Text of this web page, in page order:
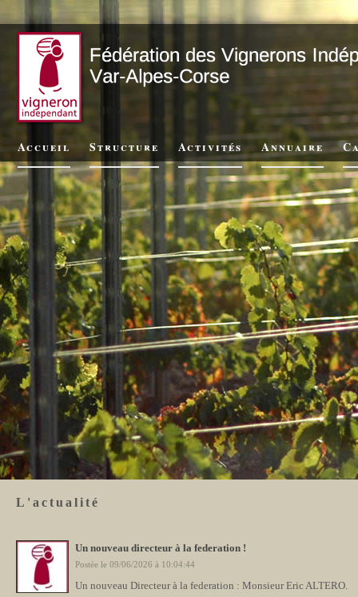
Accueil Structure Activités Annuaire
L'actualité
Un nouveau directeur à la federation !
Postée le 09/06/2026 à 10:04:44
Un nouveau Directeur à la federation : Monsieur Eric ALTERO.